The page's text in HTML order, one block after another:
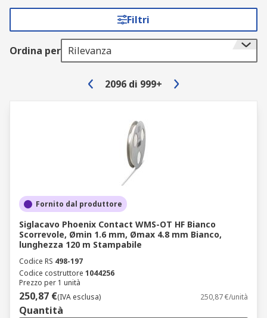
Filtri
Ordina per Rilevanza
2096 di 999+
Fornito dal produttore
Siglacavo Phoenix Contact WMS-OT HF Bianco
Scorrevole, Ømin 1.6 mm, Ømax 4.8 mm Bianco,
lunghezza 120 m Stampabile
Codice RS 498-197
Codice costruttore 1044256
Prezzo per 1 unità
250,87 €(IVA esclusa) 250,87 €/unità
Quantità